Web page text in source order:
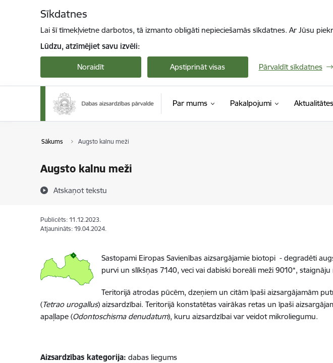
Sīkdatnes
Lai šī tīmekļvietne darbotos, tā izmanto obligāti nepieciešamās sīkdatnes. Ar Jūsu
Lūdzu, atzīmējiet savu izvēli:
Noraidīt Apstiprināt visas Pārvaldīt sīkdatnes
Par mums Pakalpojumi Aktualitātes
Sākums Augsto kalnu meži
Augsto kalnu meži
Atskaņot tekstu
Publicēts: 11.12.2023.
Atjaunināts: 19.04.2024.
Sastopami Eiropas Savienības aizsargājamie biotopi - degradēti
purvi un slīkšņas 7140, veci vai dabiski boreāli meži 9010*,
Teritorijā atrodas pūcēm, dzeņiem un citām īpaši aizsargājamām
(Tetrao urogallus) aizsardzībai. Teritorijā konstatētas vairākas retas un īpaši
apaļlape (Odontoschisma denudatum), kuru aizsardzībai var veidot mikroliegumu.
Aizsardzības kategorija: dabas liegums